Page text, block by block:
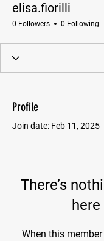
elisa.fiorilli
0 Followers 0 Following
Profile
Join date: Feb 11, 2025
There’s
When this